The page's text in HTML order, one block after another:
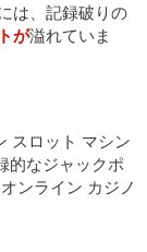
は、記録破りの
が溢れていま
スロット マシン
的なジャックポ
ンライン カジノ